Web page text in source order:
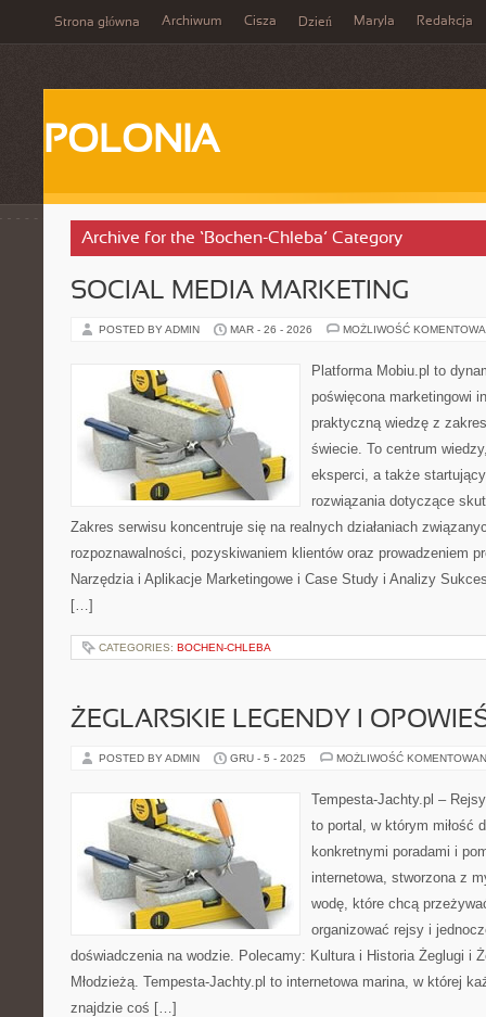
Strona główna Archiwum Cisza Dzień Maryla Redakcja
POLONIA
Archive for the ‘Bochen-Chleba’ Category
SOCIAL MEDIA MARKETING
POSTED BY ADMIN MAR - 26 - 2026 MOŻLIWOŚĆ
Platforma Mobiu.pl to
poświęcona marketingowi
praktyczną wiedzę z
świecie. To centrum
eksperci, a także
rozwiązania dotyczące
Zakres serwisu koncentruje się na realnych działaniach
rozpoznawalności, pozyskiwaniem klientów oraz prowadzeniem
Narzędzia i Aplikacje Marketingowe i Case Study i Analizy
[…]
CATEGORIES: BOCHEN-CHLEBA
ŻEGLARSKIE LEGENDY I
POSTED BY ADMIN GRU - 5 - 2025 MOŻLIWOŚĆ
Tempesta-Jachty.pl –
to portal, w którym miłość
konkretnymi poradami i
internetowa, stworzona z
wodę, które chcą
organizować rejsy i
doświadczenia na wodzie. Polecamy: Kultura i Historia Żeglugi i
Młodzieżą. Tempesta-Jachty.pl to internetowa marina, w której
znajdzie coś […]